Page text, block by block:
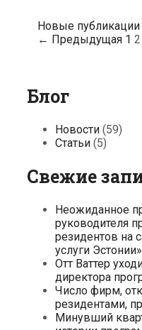
человек
из
Навигация
по
Новые публикации
← Предыдущая 1 2
Блог
Новости (59)
Статьи (5)
Свежие
Неожиданное
руководителя
резидентов на
услуги Эстонии»
Отт Ваттер
директора
Число фирм,
резидентами,
Минувший